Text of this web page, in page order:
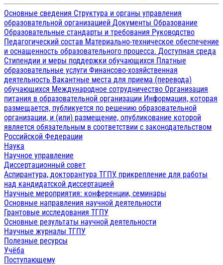
Основные сведения Структура и органы управления
образовательной организацией Документы Образование
Образовательные стандарты и требования Руководство
Педагогический состав Материально-техническое обеспечение
и оснащенность образовательного процесса. Доступная среда
Стипендии и меры поддержки обучающихся Платные
образовательные услуги Финансово-хозяйственная
деятельность Вакантные места для приема (перевода)
обучающихся Международное сотрудничество Организация
питания в образовательной организации Информация, которая
размещается, публикуется по решению образовательной
организации, и (или) размещение, опубликование которой
является обязательным в соответствии с законодательством
Российской Федерации
Наука
Научное управление
Диссертационный совет
Аспирантура, докторантура ТГПУ, прикрепление для работы
над кандидатской диссертацией
Научные мероприятия: конференции, семинары
Основные направления научной деятельности
Грантовые исследования ТГПУ
Основные результаты научной деятельности
Научные журналы ТГПУ
Полезные ресурсы
Учёба
Поступающему